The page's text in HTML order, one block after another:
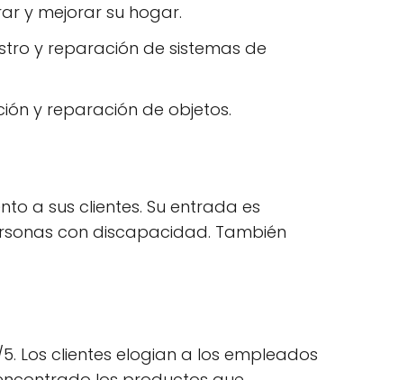
y mejorar su hogar.
y reparación de sistemas de
y reparación de objetos.
a sus clientes. Su entrada es
con discapacidad. También
Los clientes elogian a los empleados